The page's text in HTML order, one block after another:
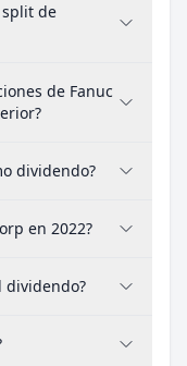
split de
de Fanuc
dividendo?
en 2022?
dividendo?